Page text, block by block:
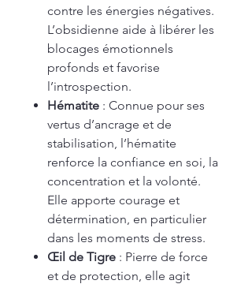
contre les énergies négatives.
L’obsidienne aide à libérer les
blocages émotionnels
profonds et favorise
l’introspection.
Hématite : Connue pour ses
vertus d’ancrage et de
stabilisation, l’hématite
renforce la confiance en soi, la
concentration et la volonté.
Elle apporte courage et
détermination, en particulier
dans les moments de stress.
Œil de Tigre : Pierre de force
et de protection, elle agit